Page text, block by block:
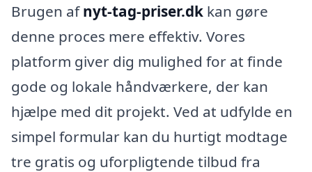
Brugen afnyt-tag-priser.dk kan gøre
denne proces mere effektiv. Vores
platform giver dig mulighed for at finde
gode og lokale håndværkere, der kan
hjælpe med dit projekt. Ved at udfylde en
simpel formular kan du hurtigt modtage
tre gratis og uforpligtende tilbud fra